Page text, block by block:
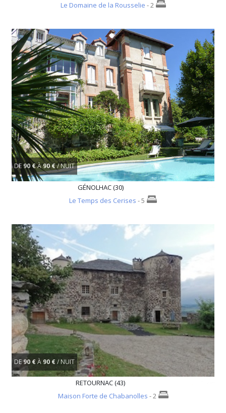
Le Domaine de la Rousselie - 2
DE 90 €À90 €/ NUIT
GÉNOLHAC (30)
Le Temps des Cerises - 5
DE90 €À 90 €/ NUIT
RETOURNAC (43)
Maison Forte de Chabanolles - 2